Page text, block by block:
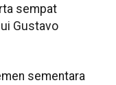
sempat
Gustavo
sementara